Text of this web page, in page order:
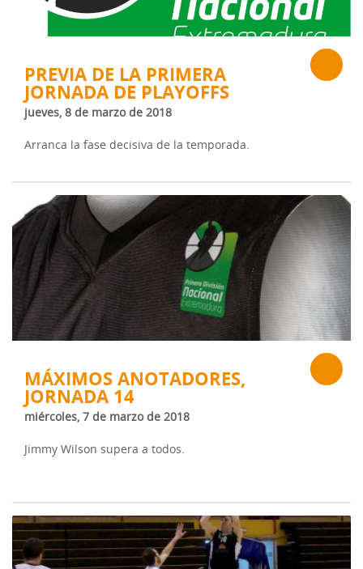
PREVIA DE LA PRIMERA
JORNADA DE PLAYOFFS
jueves, 8 de marzo de 2018
Arranca la fase decisiva de la temporada.
MÁXIMOS ANOTADORES,
JORNADA 14
miércoles, 7 de marzo de 2018
Jimmy Wilson supera a todos.